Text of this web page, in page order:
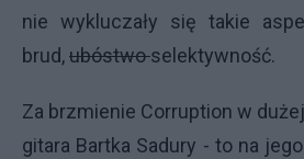
nie wykluczały się takie
brud,ubóstwoselektywność.
Za brzmienie Corruption w
gitara Bartka Sadury - to na